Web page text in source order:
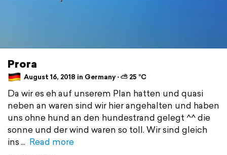
Prora
August 16, 2018 in Germany ⋅ ⛅ 25 °C
Da wir es eh auf unserem Plan hatten und quasi
neben an waren sind wir hier angehalten und haben
uns ohne hund an den hundestrand gelegt ^^ die
sonne und der wind waren so toll. Wir sind gleich
ins
Read more